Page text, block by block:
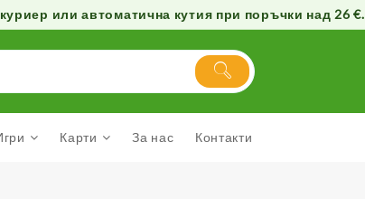
или автоматична кутия при поръчки над 26 €.
Карти За нас Контакти